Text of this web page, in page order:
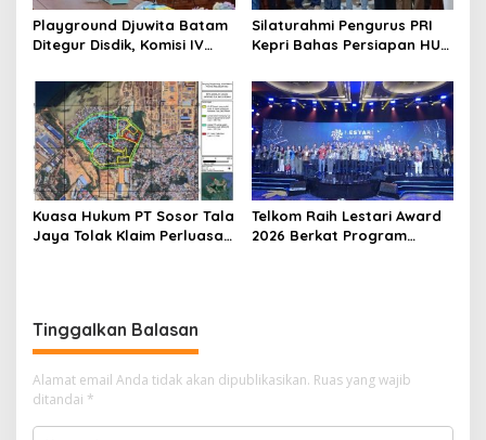
Playground Djuwita Batam
Ditegur Disdik, Komisi IV
Silaturahmi Pengurus PRI
Kepri Bahas Persiapan HUT
Konsolidasi Partai
Kuasa Hukum PT Sosor Tala
Jaya Tolak Klaim Perluasan
Telkom Raih Lestari Award
2026 Berkat Program
Tinggalkan Balasan
Alamat email Anda tidak akan dipublikasikan. Ruas yang wajib
ditandai *